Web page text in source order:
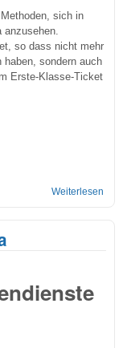
sich in
so dass nicht mehr
haben, sondern auch
Erste-Klasse-Ticket
Weiterlesen